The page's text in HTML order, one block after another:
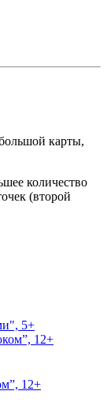
карты,
количество
(второй
5+
12+